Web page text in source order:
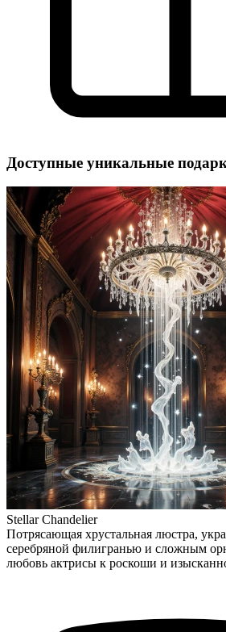
Доступные уникальные
Stellar Chandelier
Потрясающая хрустальная люстра,
серебряной филигранью и сложным
любовь актрисы к роскоши и